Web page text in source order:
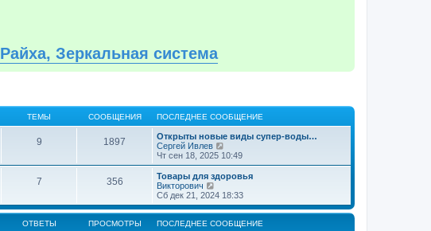
Зеркальная система
ТЕМЫ СООБЩЕНИЯ ПОСЛЕДНЕЕ СООБЩЕНИЕ
9 1897
Открыты новые виды супер-воды…
Сергей Ивлев
е
р
е
й
т
к
п
Чт сен 18, 2025 10:49
7 356
Товары для здоровья
Викторович
е
р
е
й
Сб дек 21, 2024 18:33
ОТВЕТЫ ПРОСМОТРЫ ПОСЛЕДНЕЕ СООБЩЕНИЕ